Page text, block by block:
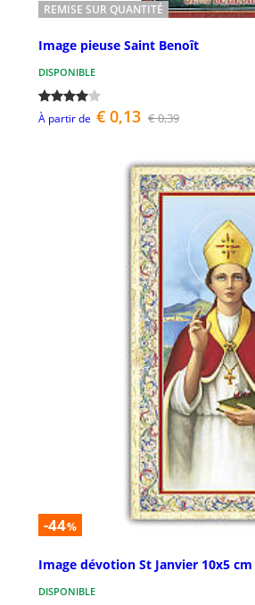
REMISE SUR QUANTITÉ
Image pieuse Saint Benoît
DISPONIBLE
À partir de € 0,13 € 0,39
-44%
Image dévotion St Janvier 10x5 cm
DISPONIBLE